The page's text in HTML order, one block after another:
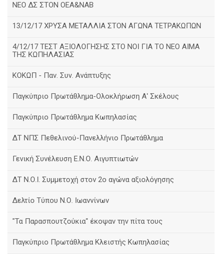
ΝΕΟ ΔΣ ΣΤΟΝ ΟΕΑ&ΝΑΒ
13/12/17 ΧΡΥΣΑ ΜΕΤΑΛΛΙΑ ΣΤΟΝ ΑΓΩΝΑ ΤΕΤΡΑΚΩΠΩΝ
4/12/17 ΤΕΣΤ ΑΞΙΟΛΟΓΗΣΗΣ ΣΤΟ ΝΟΙ ΓΙΑ ΤΟ ΝΕΟ ΑΙΜΑ
ΤΗΣ ΚΩΠΗΛΑΣΙΑΣ
ΚΟΚΩΠ - Παν. Συν. Ανάπτυξης
Παγκύπριο Πρωτάθλημα-Ολοκλήρωση Α' Σκέλους
Παγκύπριο Πρωτάθλημα Κωπηλασίας
ΔΤ ΝΠΣ Πεθελινού-Πανελλήνιο Πρωτάθλημα
Γενική Συνέλευση Ε.Ν.Ο. Αιγυπτιωτών
ΔΤ Ν.Ο.Ι. Συμμετοχή στον 2ο αγώνα αξιολόγησης
Δελτίο Τύπου Ν.Ο. Ιωαννίνων
"Τα Παρασπουτζούκια" έκοψαν την πίτα τους
Παγκύπριο Πρωτάθλημα Κλειστής Κωπηλασίας